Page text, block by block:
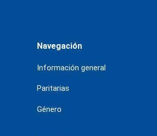
Navegación
Información general
Paritarias
Género